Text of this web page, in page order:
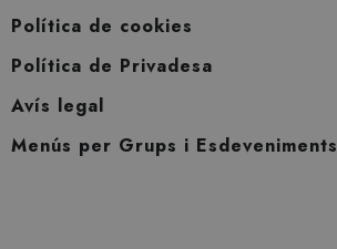
Política de cookies
Política de Privadesa
Avís legal
Menús per Grups i Esdeveniments